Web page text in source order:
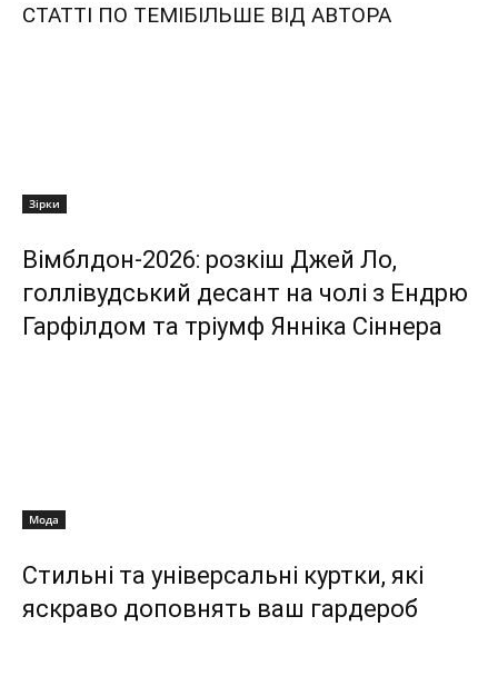
СТАТТІ ПО ТЕМІБІЛЬШЕ ВІД АВТОРА
Зірки
Вімблдон-2026: розкіш Джей Ло,
голлівудський десант на чолі з Ендрю
Гарфілдом та тріумф Янніка Сіннера
Мода
Стильні та універсальні куртки, які
яскраво доповнять ваш гардероб